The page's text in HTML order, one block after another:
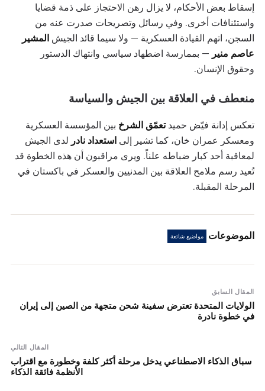
إسقاط بعض الأحكام، لا يزال رهن الاحتجاز على ذمة قضايا
واستئنافات أخرى. وفي رسائل وتصريحات صدرت عنه من
السجن، اتهم القيادة العسكرية — ولا سيما قائد الجيش المشير
عاصم منير — بممارسة اضطهاد سياسي وانتهاك الدستور
وحقوق الإنسان.
منعطف في العلاقة بين الجيش والسياسة
تعكس إدانة فيّض حميدتعمّق الشرخ بين المؤسسة العسكرية
ومعسكر عمران خان، كما تشير إلى استعداد نادر لدى الجيش
لمعاقبة أحد كبار ضباطه علناً. ويرى مراقبون أن هذه الخطوة قد
تُعيد رسم ملامح العلاقة بين المدنيين والعسكر في باكستان في
المرحلة المقبلة.
الموضوعات مواضيع شائعة
المقال السابق
الولايات المتحدة تعترض سفينة شحن متجهة من الصين إلى إيران
في خطوة نادرة
المقال التالي
سباق الذكاء الاصطناعي يدخل مرحلة أكثر كلفة وخطورة مع اقتراب
الأنظمة فائقة الذكاء